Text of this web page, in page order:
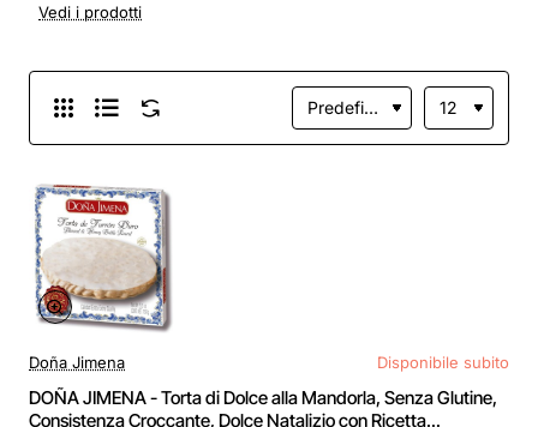
Vedi i prodotti
Doña Jimena Disponibile subito
DOÑA JIMENA - Torta di Dolce alla Mandorla, Senza Glutine,
Consistenza Croccante, Dolce Natalizio con Ricetta